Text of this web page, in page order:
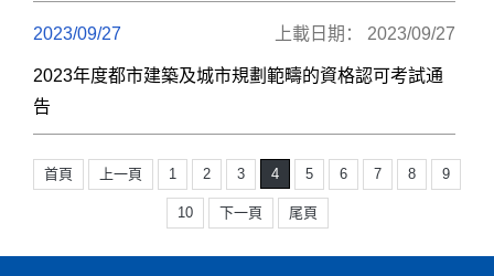
2023/09/27 上載日期： 2023/09/27
2023年度都市建築及城市規劃範疇的資格認可考試通
告
首頁 上一頁 1 2 3 4 5 6 7 8 9
10 下一頁 尾頁